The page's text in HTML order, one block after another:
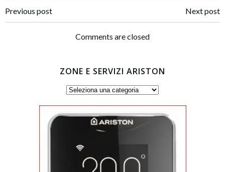
Post
navigation
Previous post
navigation
Next post
Comments are closed
ZONE E SERVIZI ARISTON
Zone
servizi
Ariston